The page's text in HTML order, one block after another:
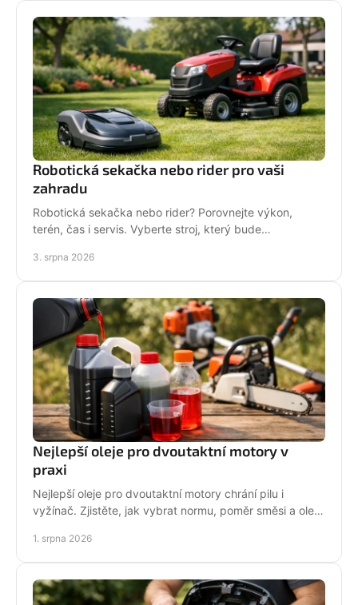
Robotická sekačka nebo rider pro vaši
zahradu
Robotická sekačka nebo rider? Porovnejte výkon,
terén, čas i servis. Vyberte stroj, který bude
sezónu.
3. srpna 2026
Nejlepší oleje pro dvoutaktní motory v
praxi
Nejlepší oleje pro dvoutaktní motory chrání pilu i
vyžínač. Zjistěte, jak vybrat normu, poměr směsi a olej
1. srpna 2026